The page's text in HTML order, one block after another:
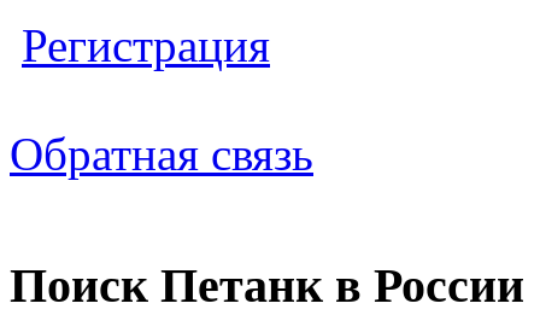
Регистрация
Обратная связь
Поиск Петанк в России